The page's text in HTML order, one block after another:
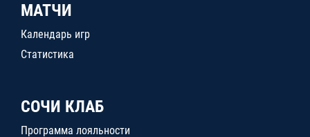
МАТЧИ
Календарь игр
Статистика
СОЧИ КЛАБ
Программа лояльности